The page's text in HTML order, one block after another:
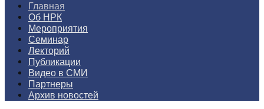
Главная
Об НРК
Мероприятия
Семинар
Лекторий
Публикации
Видео в СМИ
Партнеры
Архив новостей